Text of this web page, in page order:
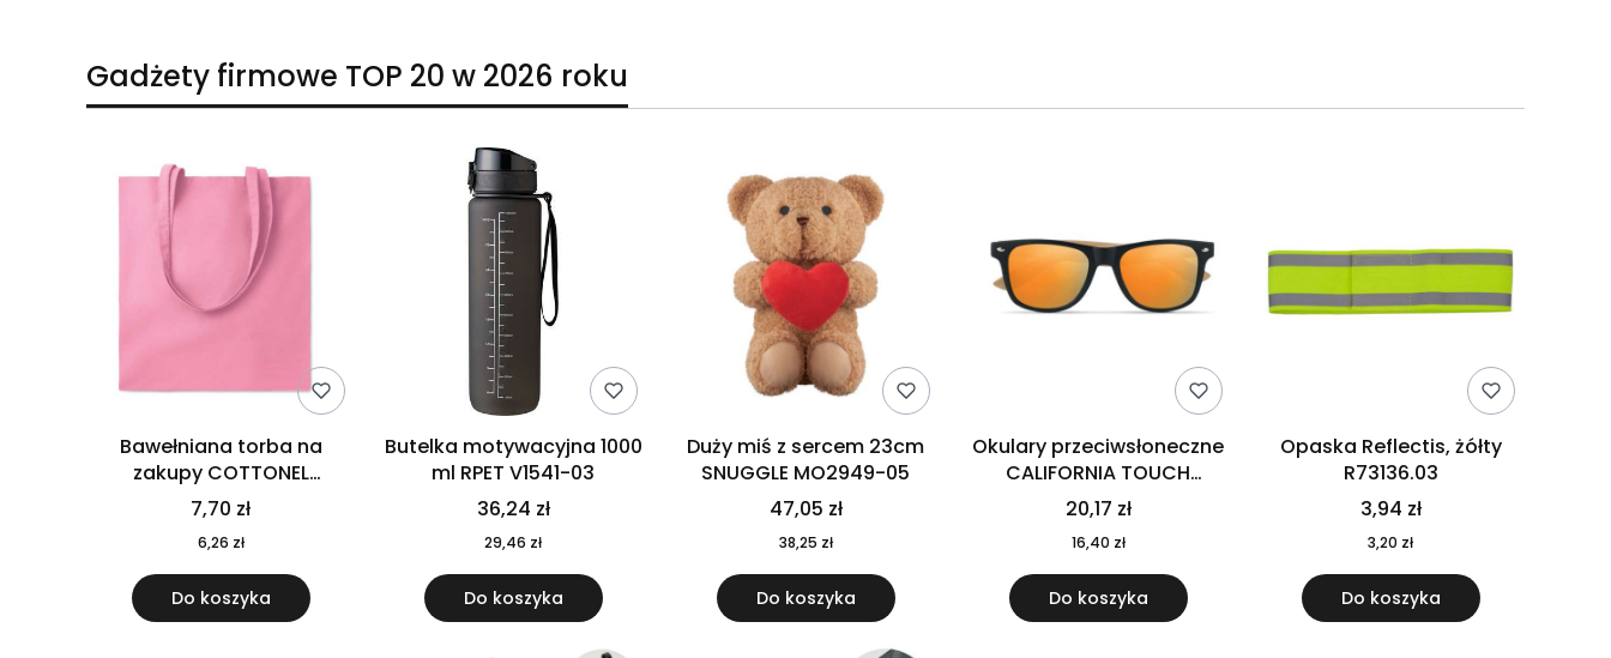
Gadżety firmowe TOP 20 w 2026 roku
Bawełniana torba na
zakupy COTTONEL
COLOUR++ MO9846-11
7,70 zł
6,26 zł
Do koszyka
Butelka motywacyjna 1000
ml RPET V1541-03
36,24 zł
29,46 zł
Do koszyka
Duży miś z sercem 23cm
SNUGGLE MO2949-05
47,05 zł
38,25 zł
Do koszyka
Okulary przeciwsłoneczne
CALIFORNIA TOUCH
MO9617-10
20,17 zł
16,40 zł
Do koszyka
Opaska Reflectis, żółty
R73136.03
3,94 zł
3,20 zł
Do koszyka